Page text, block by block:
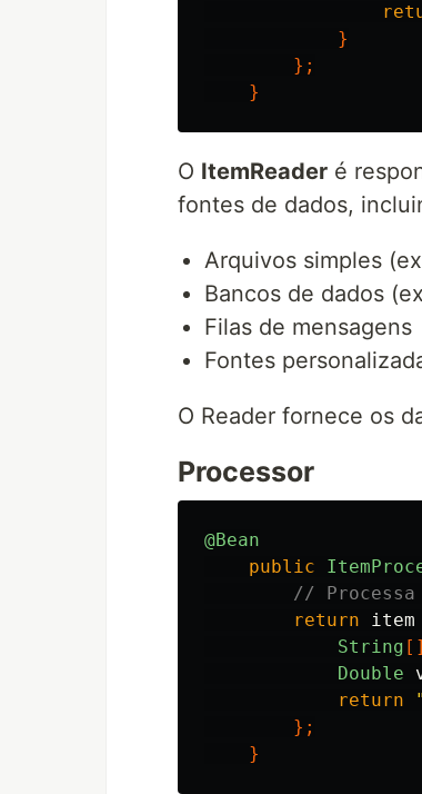
}
};
}
O ItemReader é
fontes de dados,
Arquivos simples
Bancos de dados
Filas de mensagens
Fontes
O Reader fornece os
Processor
@Bean
public
//
return
item
String []
Double
return
};
}